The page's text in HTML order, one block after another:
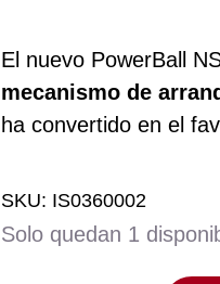
El nuevo PowerBall
mecanismo de
ha convertido en el
SKU: IS0360002
Solo quedan 1